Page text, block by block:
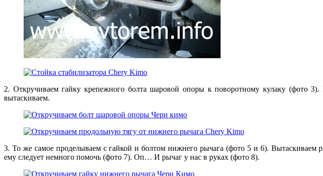
2. Откручиваем гайку крепежного болта шаровой опоры к поворотному кулаку (фото
вытаскиваем.
3. То же самое проделываем с гайкой и болтом нижнего рычага (фото 5 и 6).
ему следует немного помочь (фото 7). Оп… И рычаг у нас в руках (фото 8).